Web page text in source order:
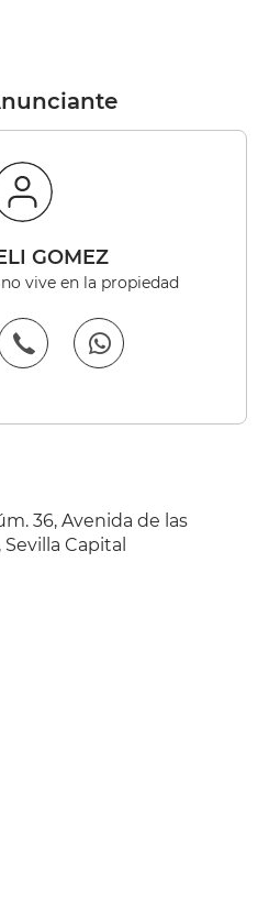
GOMEZ
vive en la propiedad
36, Avenida de las
Capital